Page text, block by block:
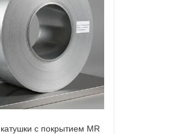
с покрытием MR